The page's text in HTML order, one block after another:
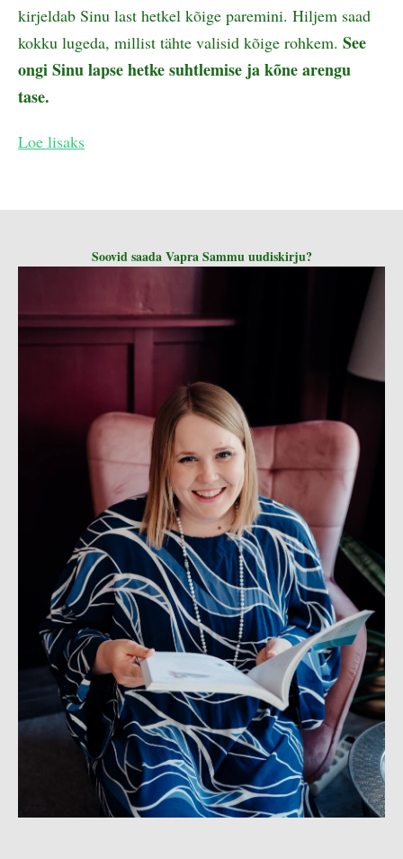
kirjeldab Sinu last hetkel kõige paremini. Hiljem saad
kokku lugeda, millist tähte valisid kõige rohkem. See
ongi Sinu lapse hetke suhtlemise ja kõne arengu
tase.
Loe lisaks
Soovid saada Vapra Sammu uudiskirju?